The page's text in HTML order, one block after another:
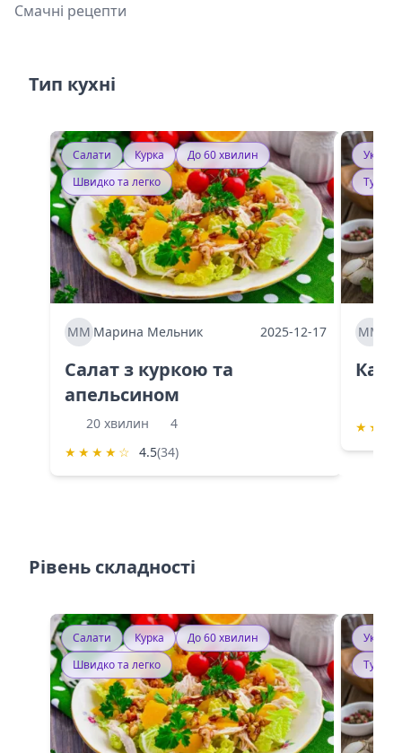
Смачні рецепти
Тип кухні
Салати Курка
До 60 хвилин
Швидко та легко
ММ Марина Мельник 2025-12-17
Салат з куркою та
апельсином
20 хвилин
4
★ ★ ★ ★ ☆ 4.5(34)
ММ
★ ★
Рівень складності
Салати Курка
До 60 хвилин
Швидко та легко